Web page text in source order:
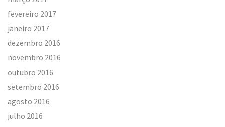
fevereiro 2017
janeiro 2017
dezembro 2016
novembro 2016
outubro 2016
setembro 2016
agosto 2016
julho 2016